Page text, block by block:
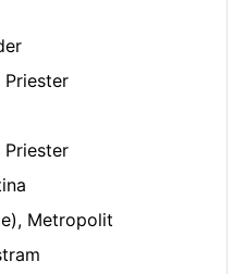
Priester
Priester
Metropolit